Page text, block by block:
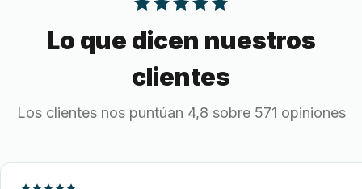
Lo que dicen nuestros
clientes
Los clientes nos puntúan 4,8 sobre 571 opiniones